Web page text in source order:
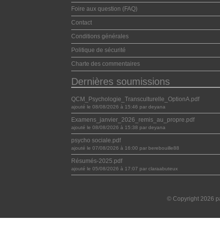
Foire aux question (FAQ)
Contact
Conditions générales
Politique de sécurité
Charte des commentaires
Dernières soumissions
QCM_Psychologie_Transculturelle_OptionA.pdf
ajouté le 08/08/2026 à 15:46 par deyana
Examens_janvier_2026_remis_au_propre.pdf
ajouté le 08/08/2026 à 15:38 par deyana
psycho sociale.pdf
ajouté le 07/08/2026 à 16:00 par berebouille88
Résumés-2025.pdf
ajouté le 05/08/2026 à 17:07 par claraabuteux
© Copyright 2026